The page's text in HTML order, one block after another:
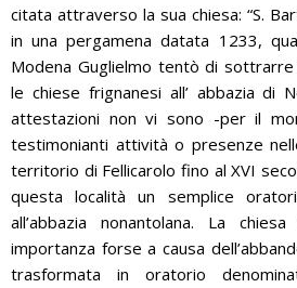
citata attraverso la sua chiesa: “S.
in una pergamena datata 1233,
Modena Guglielmo tentò di
le chiese frignanesi all’ abbazia di
attestazioni non vi sono -per il
testimonianti attività o presenze
territorio di Fellicarolo fino al XVI
questa località un semplice
all’abbazia nonantolana. La
importanza forse a causa
trasformata in oratorio